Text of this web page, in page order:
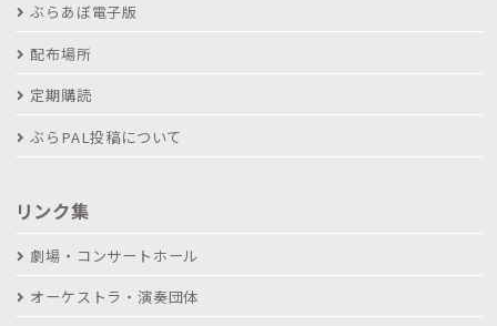
ぶらあぼ電子版
配布場所
定期購読
ぶらPAL投稿について
リンク集
劇場・コンサートホール
オーケストラ・演奏団体